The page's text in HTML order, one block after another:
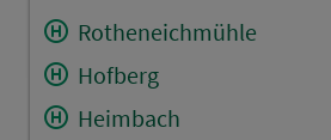
Rotheneichmühle
Hofberg
Heimbach